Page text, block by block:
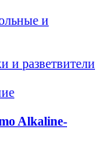
и
и разветвители
Alkaline-